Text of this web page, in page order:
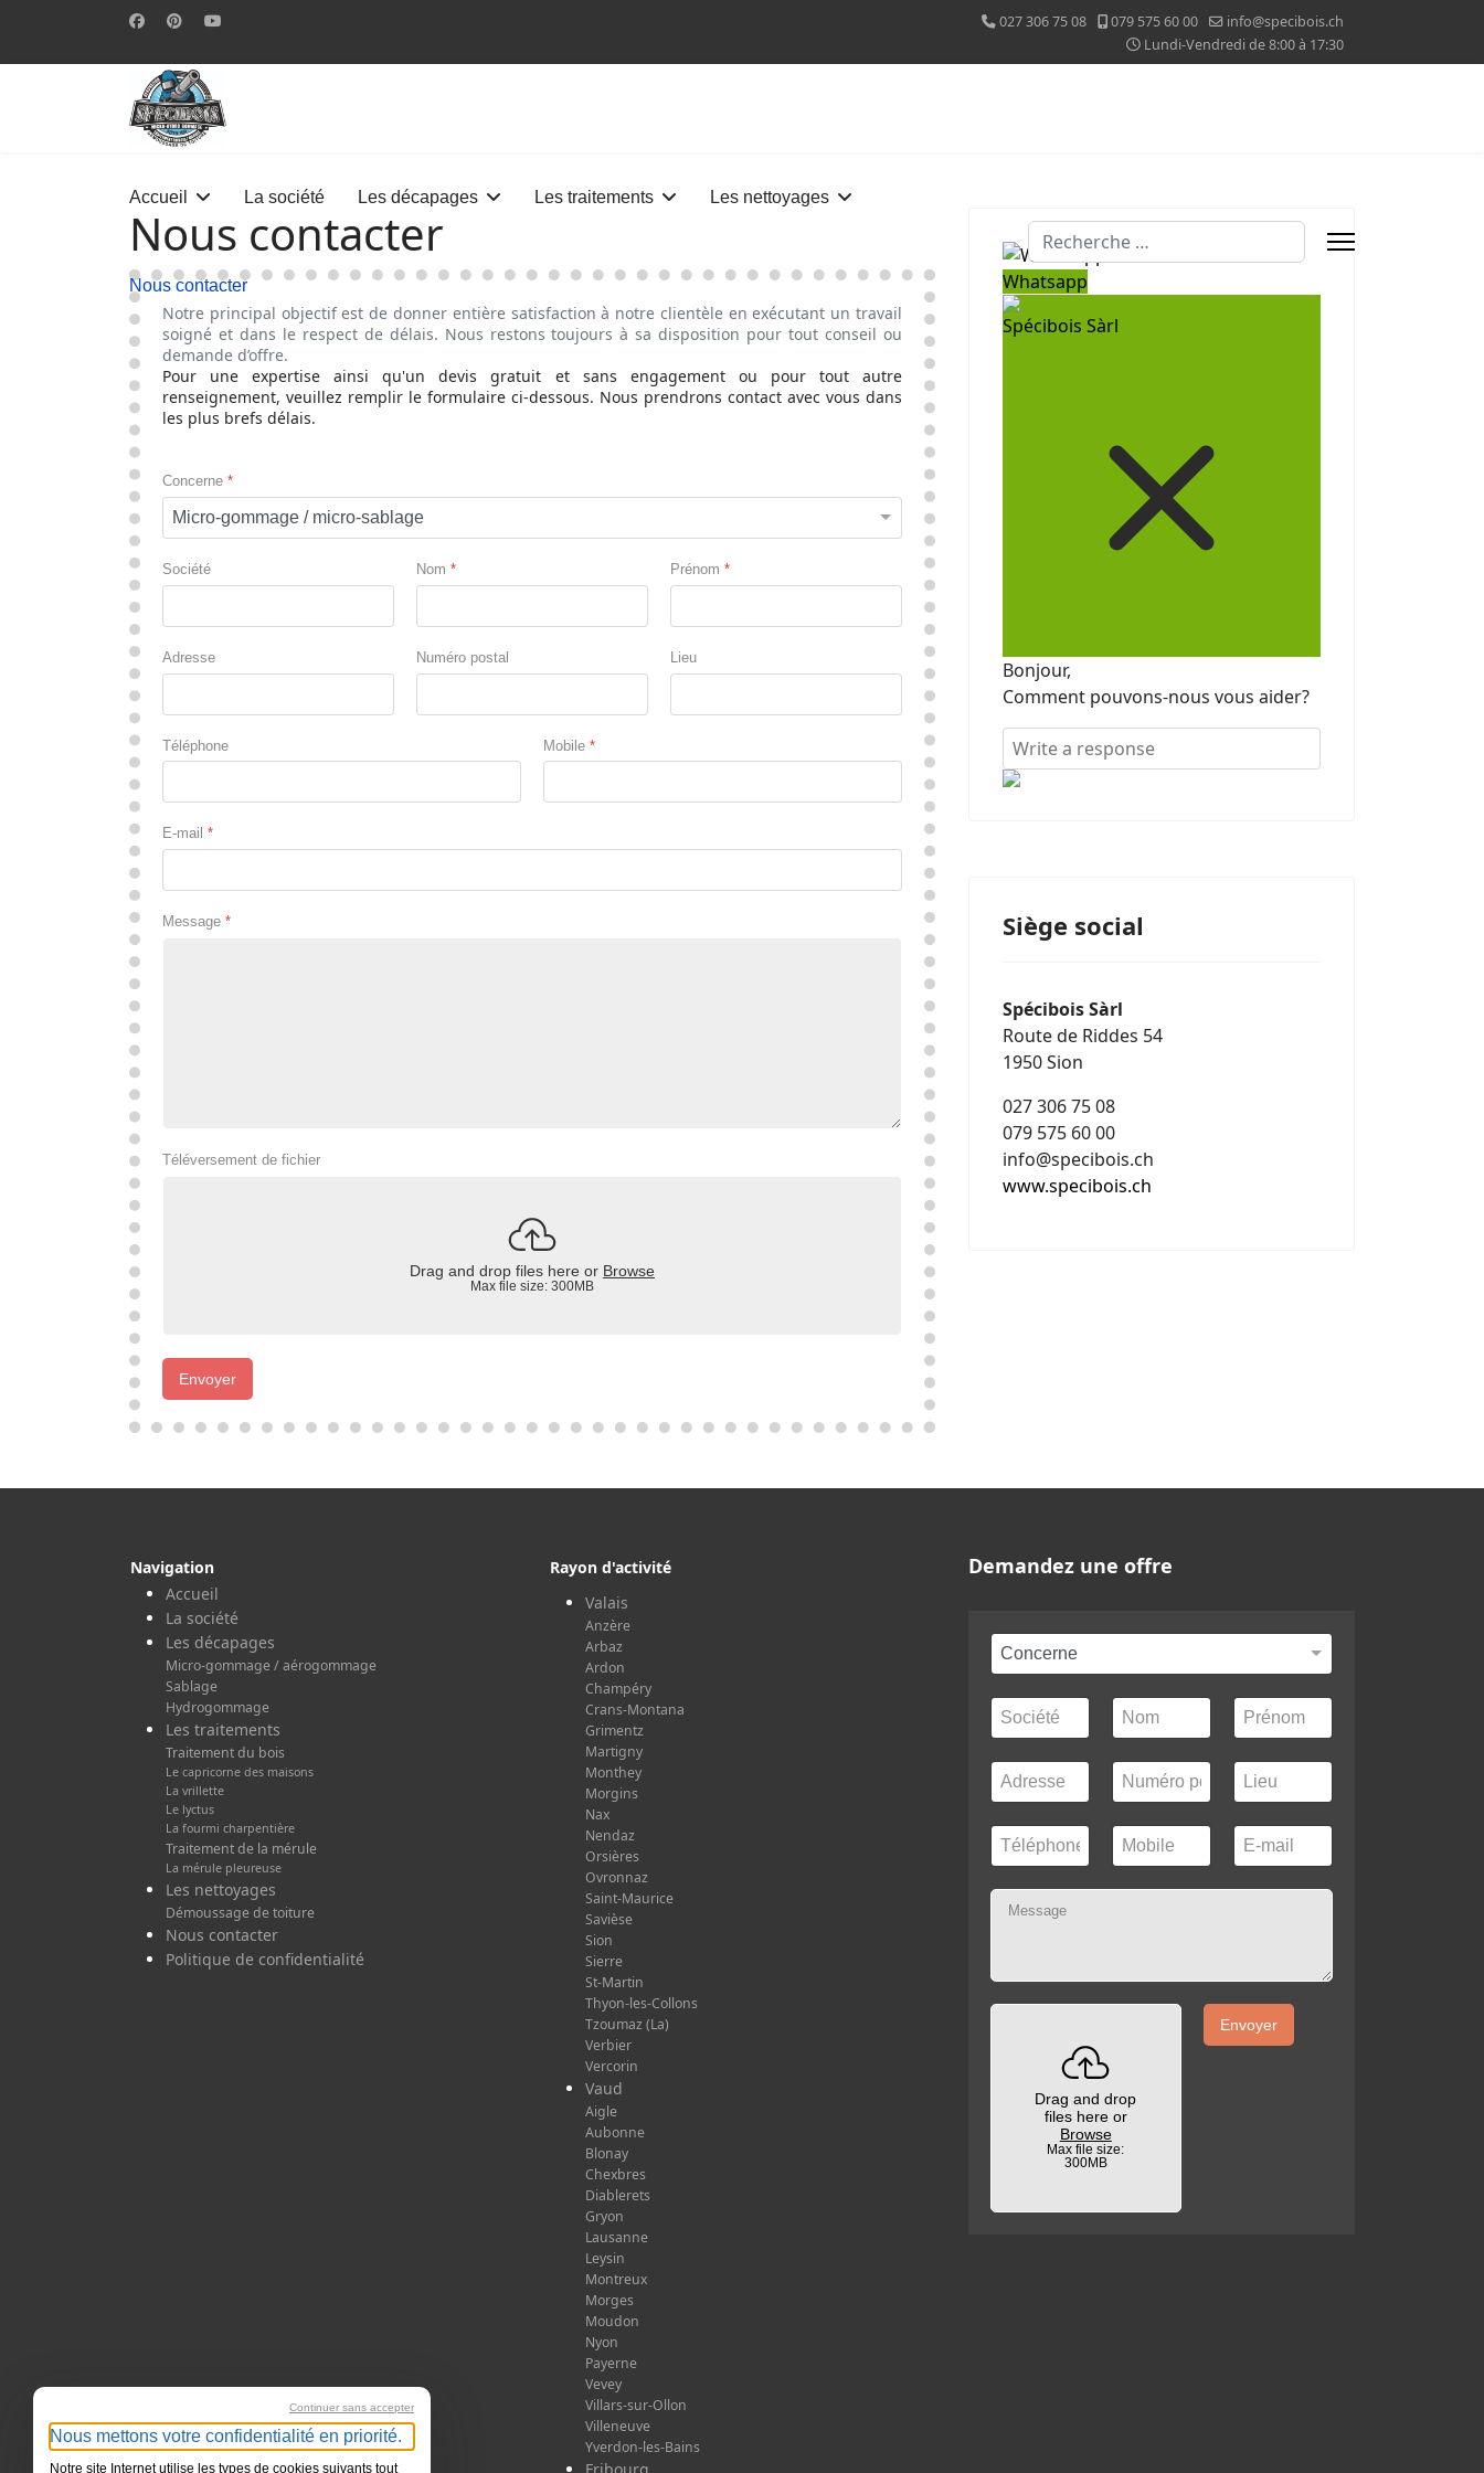
027 306 75 08 079 575 60 00
info@specibois.ch
Lundi-Vendredi de 8:00 à 17:30
Accueil La société Les décapages Les traitements Les nettoyages
Nous contacter
Valider
Nous contacter
Notre principal objectif est de donner entière satisfaction à notre clientèle en exécutant un travail
soigné et dans le respect de délais. Nous restons toujours à sa disposition pour tout conseil ou
demande d’offre.
Pour une expertise ainsi qu'un devis gratuit et sans engagement ou pour tout autre
renseignement, veuillez remplir le formulaire ci-dessous. Nous prendrons contact avec vous dans
les plus brefs délais.
Concerne *
Société Nom * Prénom *
Adresse Numéro postal Lieu
Téléphone Mobile *
E-mail *
Message *
Téléversement de fichier
Drag and drop files here or Browse
Max file size: 300MB
Envoyer
Whatsapp
Spécibois Sàrl
Bonjour,
Comment pouvons-nous vous aider?
Siège social
Spécibois Sàrl
Route de Riddes 54
1950 Sion
027 306 75 08
079 575 60 00
info@specibois.ch
www.specibois.ch
Navigation
Accueil
La société
Les décapages
Micro-gommage / aérogommage
Sablage
Hydrogommage
Les traitements
Traitement du bois
Le capricorne des maisons
La vrillette
Le lyctus
La fourmi charpentière
Traitement de la mérule
La mérule pleureuse
Les nettoyages
Démoussage de toiture
Nous contacter
Politique de confidentialité
Rayon d'activité
Valais
Anzère
Arbaz
Ardon
Champéry
Crans-Montana
Grimentz
Martigny
Monthey
Morgins
Nax
Nendaz
Orsières
Ovronnaz
Saint-Maurice
Savièse
Sion
Sierre
St-Martin
Thyon-les-Collons
Tzoumaz (La)
Verbier
Vercorin
Vaud
Aigle
Aubonne
Blonay
Chexbres
Diablerets
Gryon
Lausanne
Leysin
Montreux
Morges
Moudon
Nyon
Payerne
Vevey
Villars-sur-Ollon
Villeneuve
Yverdon-les-Bains
Demandez une offre
Drag and drop
files here or
Browse
Max file size:
300MB
Envoyer
Continuer sans accepter
Nous mettons votre confidentialité en priorité.
Notre site Internet utilise les types de cookies suivants tout